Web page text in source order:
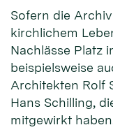
Sofern die
kirchlichem
Nachlässe Platz
beispielsweise
Architekten Rolf
Hans Schilling,
mitgewirkt